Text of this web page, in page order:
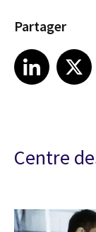
Partager
Share article on LinkedIn
LinkedIn
Share article
Centre